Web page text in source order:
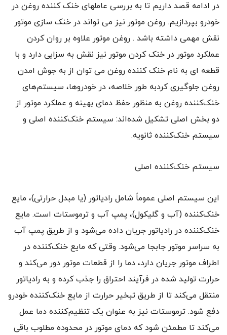
در ادامه قصد داریم تا به بررسی عاملهای خنک کننده روغن در
خودرو بپردازیم. روغن موتور نیز می تواند در خنک سازی موتور
نقش مهمی داشته باشد . روغن موتور علاوه بر روان کردن
عملکرد موتور در خنک کردن موتور نیز نقش به سزایی دارد و با
قطعه ای به نام خنک کننده روغن می توان از به جوش امدن
روغن جلوگیری کردبه طور خلاصه، در خودروها، سیستم‌های
خنک‌کننده روغن به منظور حفظ دمای بهینه و عملکرد موتور از
دو بخش اصلی تشکیل شده‌اند: سیستم خنک‌کننده اصلی و
سیستم خنک‌کننده ثانویه.
سیستم خنک‌کننده اصلی
این سیستم اصلی عموماً شامل رادیاتور (یا مبدل حرارتی)، مایع
خنک‌کننده (آب و گلیکول)، پمپ آب و ترموستات است. مایع
خنک‌کننده در رادیاتور جریان داده می‌شود و از طریق پمپ آب
به سراسر موتور جابجا می‌شود. وقتی که مایع خنک‌کننده در
اطراف موتور جریان دارد، دما را از قطعات موتور دور می‌کند و
حرارت تولید شده در فرآیند احتراق را جذب کرده و به رادیاتور
منتقل می‌کند تا از طریق تبخیر حرارت از مایع خنک‌کننده خودرو
دفع شود. ترموستات نیز به عنوان یک تنظیم‌کننده دما عمل
می‌کند تا مطمئن شود که دمای موتور در محدوده مطلوب باقی